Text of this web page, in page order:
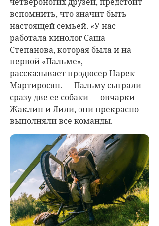
вспомнить, что значит быть
настоящей семьей. «У нас
работала кинолог Саша
Степанова, которая была и на
первой «Пальме», —
рассказывает продюсер Нарек
Мартиросян. — Пальму сыграли
сразу две ее собаки — овчарки
Жаклин и Лили, они прекрасно
выполняли все команды.